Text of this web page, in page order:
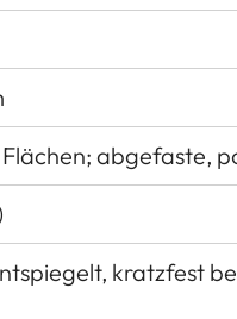
abgefaste,
kratzfest